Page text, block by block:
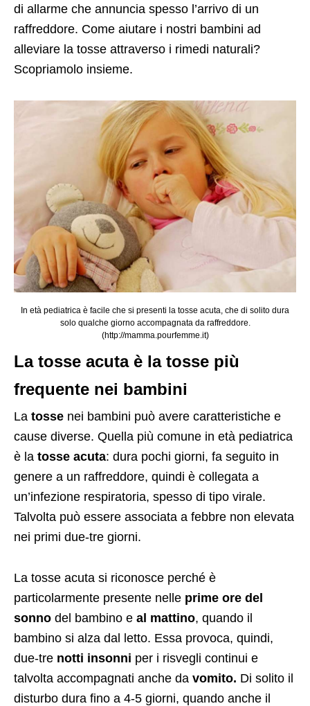
di allarme che annuncia spesso l’arrivo di un
raffreddore. Come aiutare i nostri bambini ad
alleviare la tosse attraverso i rimedi naturali?
Scopriamolo insieme.
In età pediatrica è facile che si presenti la tosse acuta, che di solito dura
solo qualche giorno accompagnata da raffreddore.
(http://mamma.pourfemme.it)
La tosse acuta è la tosse più
frequente nei bambini
La tosse nei bambini può avere caratteristiche e
cause diverse. Quella più comune in età pediatrica
è la tosse acuta: dura pochi giorni, fa seguito in
genere a un raffreddore, quindi è collegata a
un’infezione respiratoria, spesso di tipo virale.
Talvolta può essere associata a febbre non elevata
nei primi due-tre giorni.
La tosse acuta si riconosce perché è
particolarmente presente nelle prime ore del
sonno del bambino e al mattino, quando il
bambino si alza dal letto. Essa provoca, quindi,
due-tre notti insonni per i risvegli continui e
talvolta accompagnati anche da vomito. Di solito il
disturbo dura fino a 4-5 giorni, quando anche il